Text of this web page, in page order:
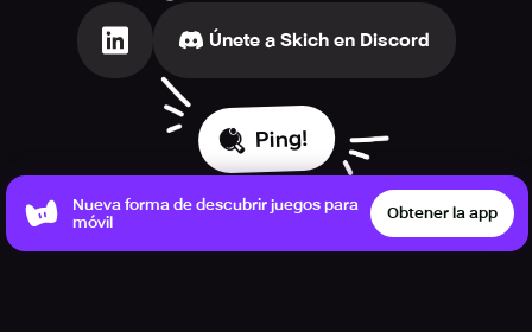
Únete a Skich en Discord
Ping!
Nueva forma de descubrir juegos para
móvil
Obtener la app